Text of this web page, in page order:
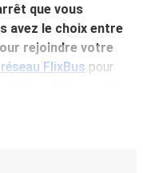
que vous
avez le choix entre
rejoindre votre
FlixBus pour